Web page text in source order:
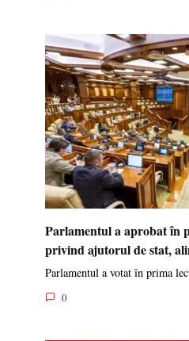
Parlamentul a aprobat în
privind ajutorul de stat,
Parlamentul a votat în prima
0